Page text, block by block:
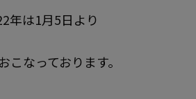
年は1月5日より
こなっております。